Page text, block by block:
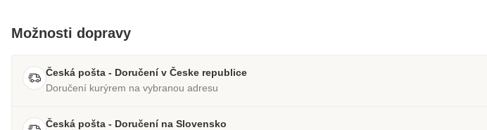
Možnosti dopravy
Česká pošta - Doručení v Česke republice
Doručení kurýrem na vybranou adresu
Česká pošta - Doručení na Slovensko